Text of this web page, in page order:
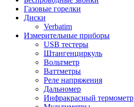
Газовые горелки
Диски
Verbatim
Измерительные приборы
USB тестеры
Штангенциркуль
Вольтметр
Ваттметры
Реле напряжения
Дальномер
Инфракрасный термометр